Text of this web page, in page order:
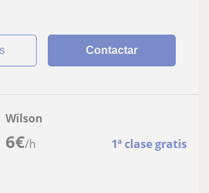
Contactar
6€/h 1ª clase gratis
Wilson